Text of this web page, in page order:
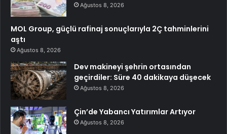
Ağustos 8, 2026
MOL Group, güçlü rafinaj sonuçlarıyla 2Ç tahminlerini
aştı
Ağustos 8, 2026
Dev makineyi şehrin ortasından
geçirdiler: Süre 40 dakikaya düşecek
Ağustos 8, 2026
Çin’de Yabancı Yatırımlar Artıyor
Ağustos 8, 2026